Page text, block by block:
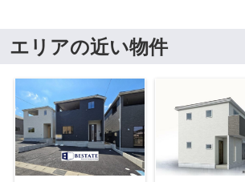
エリアの近い物件